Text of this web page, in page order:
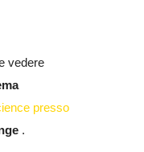
vedere
presso
.